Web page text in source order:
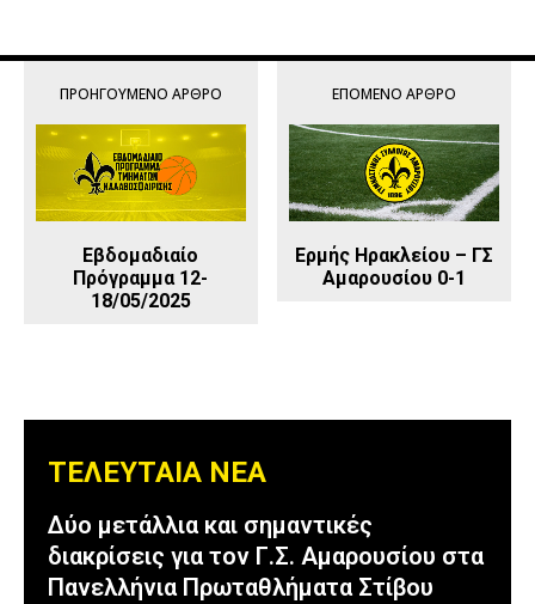
ΠΡΟΗΓΟΎΜΕΝΟ ΆΡΘΡΟ
Εβδομαδιαίο
Πρόγραμμα 12-
18/05/2025
ΕΠΌΜΕΝΟ ΆΡΘΡΟ
Ερμής Ηρακλείου – ΓΣ
Αμαρουσίου 0-1
ΤΕΛΕΥΤΑΙΑ ΝΕΑ
Δύο μετάλλια και σημαντικές
διακρίσεις για τον Γ.Σ. Αμαρουσίου στα
Πανελλήνια Πρωταθλήματα Στίβου